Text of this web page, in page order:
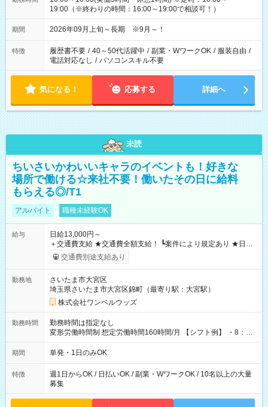
19:00（※終わりの時間：16:00～19:00で相談可！）
期間 2026年09月上旬～長期 ※9月～！
特徴 履歴書不要 / 40～50代活躍中 / 副業・WワークOK / 服装自由 /
電話対応なし / パソコンスキル不要
気になる！ 応募する 詳細へ
未読
ちいさいかわいいキャラのイベントも！好きな
場所で働ける☆来社不要！働いたその日に給料
もらえる◎/T1
アルバイト 職種未経験OK
給与
日給13,000円～
＋交通費支給 ★交通費全額支給！ ┗案件により規定あり ★日払
いOK！（規定あり） ┗働いたその日に現金GET♪ お仕事後はコ
ンビニATMから 日払い分を引き落とせます！ 【試用期間】試
交通費別途支給あり
勤務地
さいたま市大宮区
埼玉県さいたま市大宮区錦町（最寄り駅：大宮駅）
株式会社ワンベルウッズ
勤務時間
勤務時間は指定なし
変形労働時間制 想定労働時間160時間/月 【シフト例】 ・8：00
～21：00
期間 単発・1日のみOK
特徴
週1日からOK / 日払いOK / 副業・WワークOK / 10名以上の大量
募集